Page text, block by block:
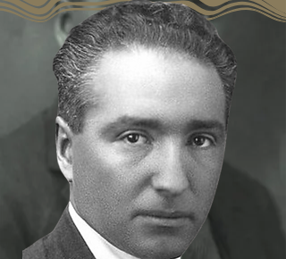
práticas reichianas.
Três experiências de
trabalho marcaram para
sempre a minha história,
não só profissional, mas
também pessoalmente
falando, são a Docência,